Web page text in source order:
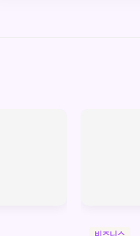
비즈니스